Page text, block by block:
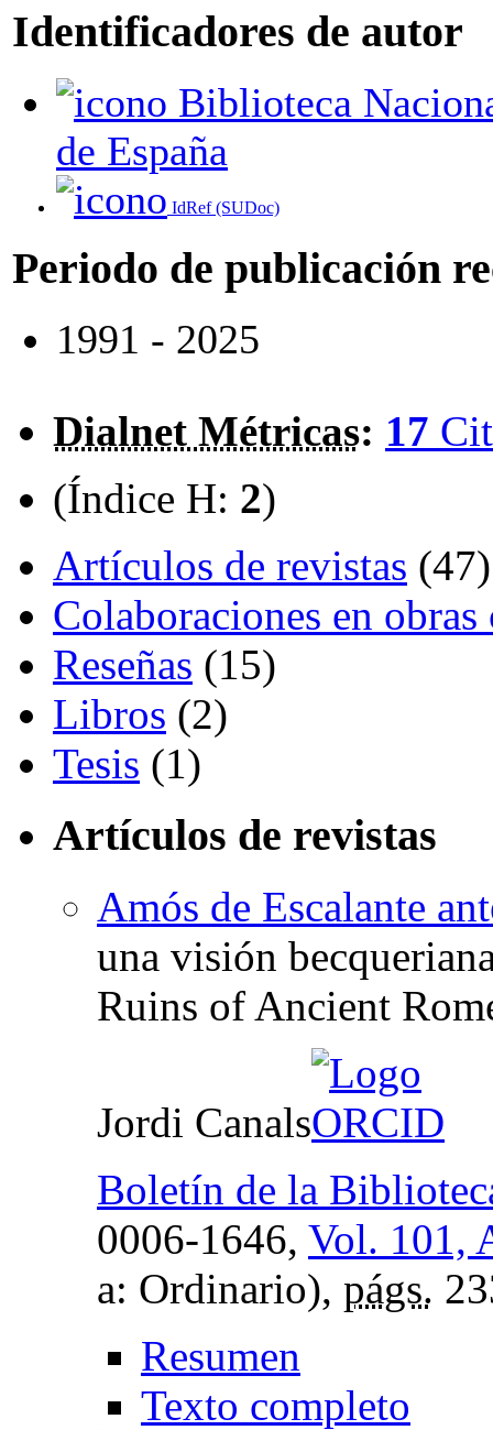
Identificadores de autor
de España
IdRef (SUDoc)
Periodo de publicación
1991 - 2025
Dialnet Métricas: 17
(Índice H: 2)
Artículos de revistas (47)
Colaboraciones en
Reseñas (15)
Libros (2)
Tesis (1)
Artículos de revistas
Amós de Escalante
una visión
Ruins of Ancient
Jordi Canals
Boletín de la
0006-1646, Vol. 101,
a: Ordinario), págs.
Resumen
Texto completo